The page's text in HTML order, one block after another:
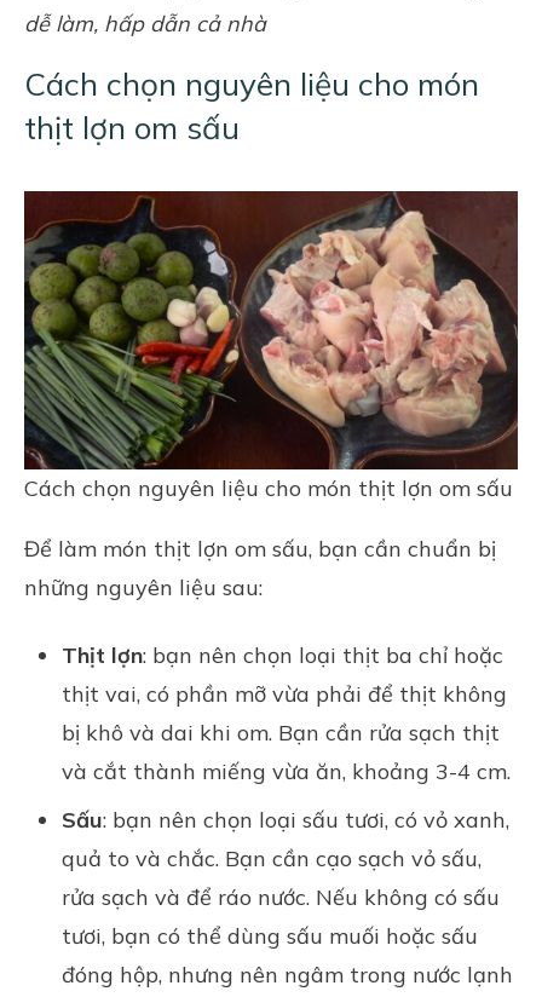
dễ làm, hấp dẫn cả nhà
Cách chọn nguyên liệu cho món
thịt lợn om sấu
Cách chọn nguyên liệu cho món thịt lợn om sấu
Để làm món thịt lợn om sấu, bạn cần chuẩn bị
những nguyên liệu sau:
Thịt lợn: bạn nên chọn loại thịt ba chỉ hoặc
thịt vai, có phần mỡ vừa phải để thịt không
bị khô và dai khi om. Bạn cần rửa sạch thịt
và cắt thành miếng vừa ăn, khoảng 3-4 cm.
Sấu: bạn nên chọn loại sấu tươi, có vỏ xanh,
quả to và chắc. Bạn cần cạo sạch vỏ sấu,
rửa sạch và để ráo nước. Nếu không có sấu
tươi, bạn có thể dùng sấu muối hoặc sấu
đóng hộp, nhưng nên ngâm trong nước lạnh